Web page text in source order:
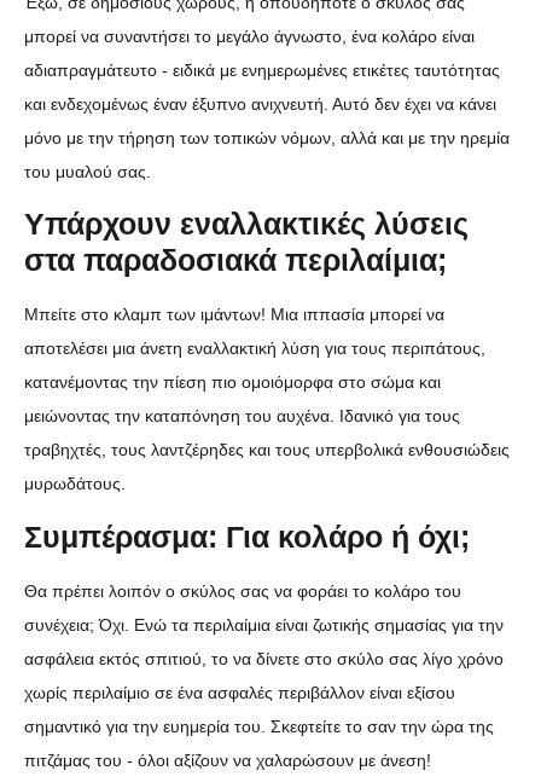
μπορεί να συναντήσει το μεγάλο άγνωστο, ένα κολάρο είναι
αδιαπραγμάτευτο - ειδικά με ενημερωμένες ετικέτες ταυτότητας
και ενδεχομένως έναν έξυπνο ανιχνευτή. Αυτό δεν έχει να κάνει
μόνο με την τήρηση των τοπικών νόμων, αλλά και με την ηρεμία
του μυαλού σας.
Υπάρχουν εναλλακτικές λύσεις
στα παραδοσιακά περιλαίμια;
Μπείτε στο κλαμπ των ιμάντων! Μια ιππασία μπορεί να
αποτελέσει μια άνετη εναλλακτική λύση για τους περιπάτους,
κατανέμοντας την πίεση πιο ομοιόμορφα στο σώμα και
μειώνοντας την καταπόνηση του αυχένα. Ιδανικό για τους
τραβηχτές, τους λαντζέρηδες και τους υπερβολικά ενθουσιώδεις
μυρωδάτους.
Συμπέρασμα: Για κολάρο ή όχι;
Θα πρέπει λοιπόν ο σκύλος σας να φοράει το κολάρο του
συνέχεια; Όχι. Ενώ τα περιλαίμια είναι ζωτικής σημασίας για την
ασφάλεια εκτός σπιτιού, το να δίνετε στο σκύλο σας λίγο χρόνο
χωρίς περιλαίμιο σε ένα ασφαλές περιβάλλον είναι εξίσου
σημαντικό για την ευημερία του. Σκεφτείτε το σαν την ώρα της
πιτζάμας του - όλοι αξίζουν να χαλαρώσουν με άνεση!